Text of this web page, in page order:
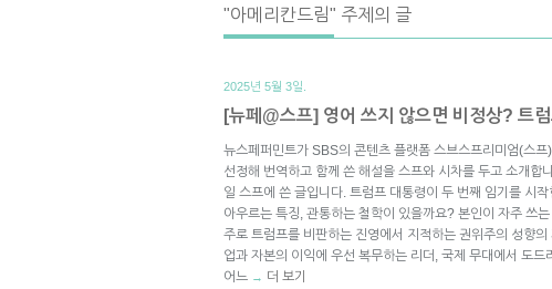
"아메리칸드림" 주제의 글
2025년 5월 3일.
[뉴페@스프] 영어 쓰지 않으면 비정상? 트
뉴스페퍼민트가 SBS의 콘텐츠 플랫폼 스브스프리미엄(스프
선정해 번역하고 함께 쓴 해설을 스프와 시차를 두고 소개합
일 스프에 쓴 글입니다. 트럼프 대통령이 두 번째 임기를 시
아우르는 특징, 관통하는 철학이 있을까요? 본인이 자주 쓰
주로 트럼프를 비판하는 진영에서 지적하는 권위주의 성향의
업과 자본의 이익에 우선 복무하는 리더, 국제 무대에서 도
어느 → 더 보기